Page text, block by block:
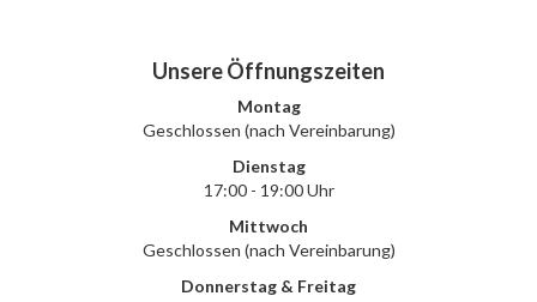
Unsere Öffnungszeiten
Montag
Geschlossen (nach Vereinbarung)
Dienstag
17:00 - 19:00 Uhr
Mittwoch
Geschlossen (nach Vereinbarung)
Donnerstag & Freitag